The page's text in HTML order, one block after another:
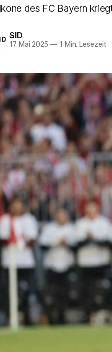
des FC Bayern
SID
17 Mai 2025 —1 Min. Lesezeit